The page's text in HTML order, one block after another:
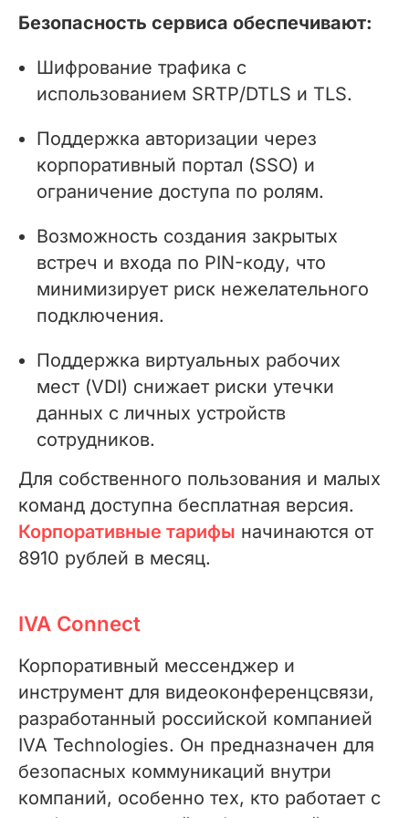
Безопасность сервиса обеспечивают:
Шифрование трафика с
использованием SRTP/DTLS и TLS.
Поддержка авторизации через
корпоративный портал (SSO) и
ограничение доступа по ролям.
Возможность создания закрытых
встреч и входа по PIN-коду, что
минимизирует риск нежелательного
подключения.
Поддержка виртуальных рабочих
мест (VDI) снижает риски утечки
данных с личных устройств
сотрудников.
Для собственного пользования и малых
команд доступна бесплатная версия.
Корпоративные тарифы начинаются от
8910 рублей в месяц.
IVA Connect
Корпоративный мессенджер и
инструмент для видеоконференцсвязи,
разработанный российской компанией
IVA Technologies. Он предназначен для
безопасных коммуникаций внутри
компаний, особенно тех, кто работает с